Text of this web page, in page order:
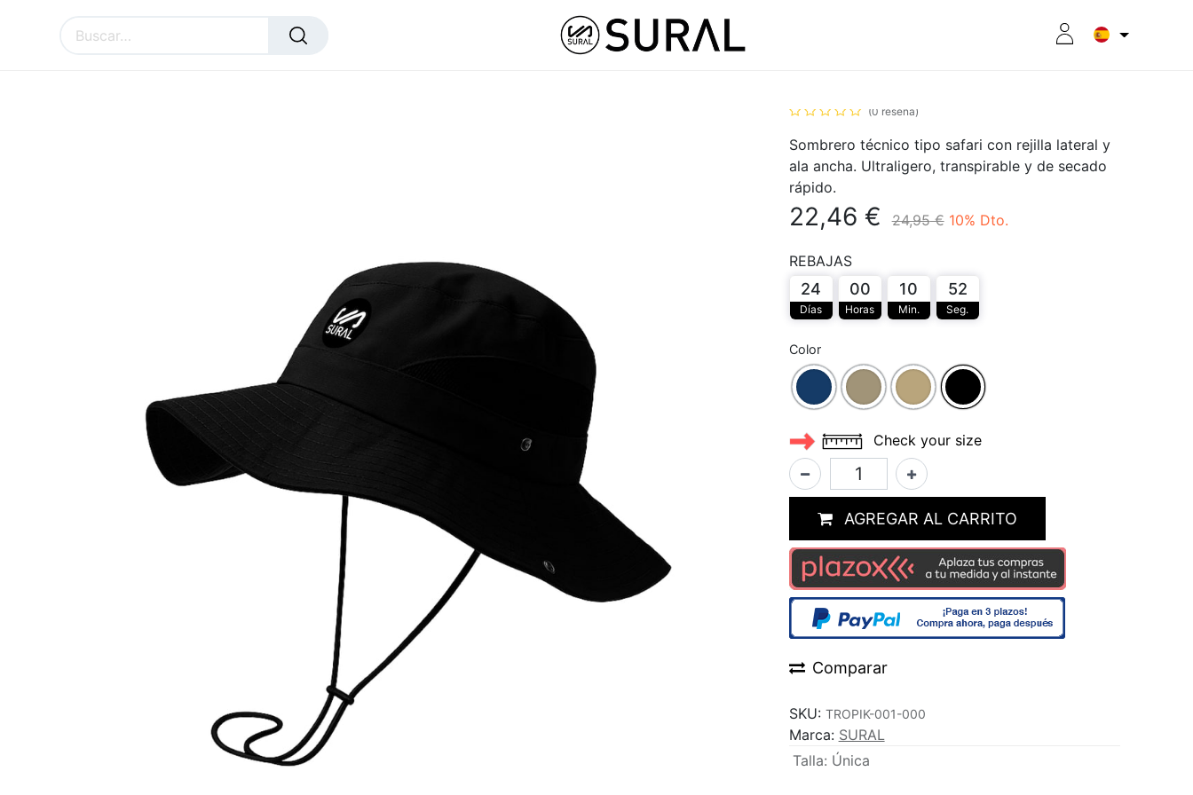
Sombrero TROPIK
(0 reseña)
Sombrero técnico tipo safari con rejilla lateral y
ala ancha. Ultraligero, transpirable y de secado
rápido.
22,46 € 24,95€ 10% Dto.
REBAJAS
24
Días
00
Horas
10
Min.
52
Seg.
Color
Check your size
AGREGAR AL CARRITO
Comparar
SKU: TROPIK-001-000
Marca: SURAL
Talla: Única